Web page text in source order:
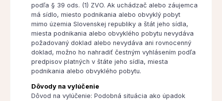
podľa § 39 ods. (1) ZVO. Ak uchádzač alebo záujemca
má sídlo, miesto podnikania alebo obvyklý pobyt
mimo územia Slovenskej republiky a štát jeho sídla,
miesta podnikania alebo obvyklého pobytu nevydáva
požadovaný doklad alebo nevydáva ani rovnocenný
doklad, možno ho nahradiť čestným vyhlásením podľa
predpisov platných v štáte jeho sídla, miesta
podnikania alebo obvyklého pobytu.
Dôvody na vylúčenie
Dôvod na vylúčenie: Podobná situácia ako úpadok